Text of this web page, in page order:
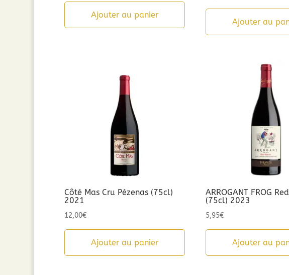
Ajouter au panier
Ajouter au
Côté Mas Cru Pézenas (75cl)
2021
12,00€
Ajouter au panier
ARROGANT FROG
(75cl) 2023
5,95€
Ajouter au